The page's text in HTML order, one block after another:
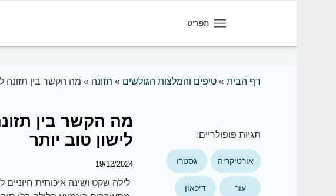
תפריט
דף הבית» טיפים והמלצות הגולשים » תזונה » מה הקשר בין תזונה
תגיות פופולריים:
אורטיקריה גסטרו
עור דיכאון
מה הקשר בין
לישון טוב יותר
19/12/2024
לילה שקט ושינה איכותית